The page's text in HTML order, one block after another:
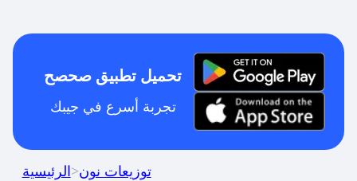
تحميل تطبيق صحصح
تجربة أسرع في جيبك
الرئيسية>توزيعات نون